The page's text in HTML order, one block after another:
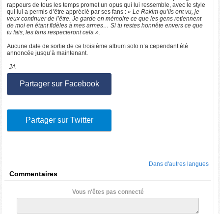
rappeurs de tous les temps promet un opus qui lui ressemble, avec le style
qui lui a permis d’être apprécié par ses fans :« Le Rakim qu’ils ont vu, je
veux continuer de l’être. Je garde en mémoire ce que les gens retiennent
de moi en étant fidèles à mes armes… Si tu restes honnête envers ce que
tu fais, les fans respecteront cela ».
Aucune date de sortie de ce troisième album solo n’a cependant été
annoncée jusqu’à maintenant.
-JA-
Partager sur Facebook
Partager sur Twitter
Dans d'autres langues
Commentaires
Vous n'êtes pas connecté